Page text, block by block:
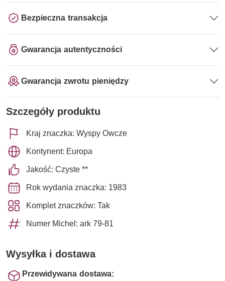
Bezpieczna transakcja
Gwarancja autentyczności
Gwarancja zwrotu pieniędzy
Szczegóły produktu
Kraj znaczka: Wyspy Owcze
Kontynent: Europa
Jakość: Czyste **
Rok wydania znaczka: 1983
Komplet znaczków: Tak
Numer Michel: ark 79-81
Wysyłka i dostawa
Przewidywana dostawa: